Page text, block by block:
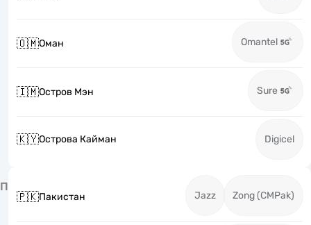
🇴🇲Оман Omantel
🇮🇲Остров Мэн Sure
🇰🇾Острова Кайман Digicel
П
🇵🇰Пакистан Jazz Zong (CMPak)